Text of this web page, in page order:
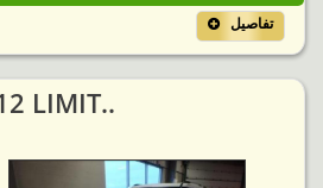
تفاصيل
LIMIT..